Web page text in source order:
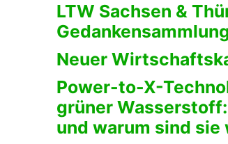
LTW Sachsen &
Neuer
Power-to-X-
grüner
und warum sind sie